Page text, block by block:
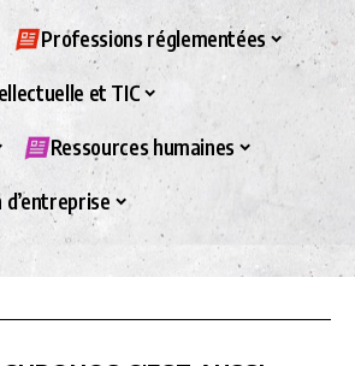
Professions réglementées
et TIC
Ressources humaines